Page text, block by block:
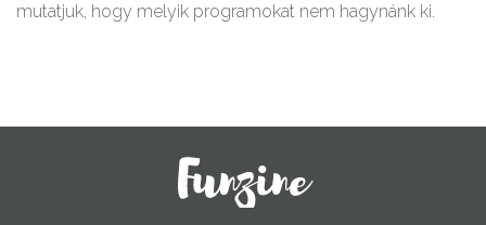
mutatjuk, hogy melyik programokat nem hagynánk ki.